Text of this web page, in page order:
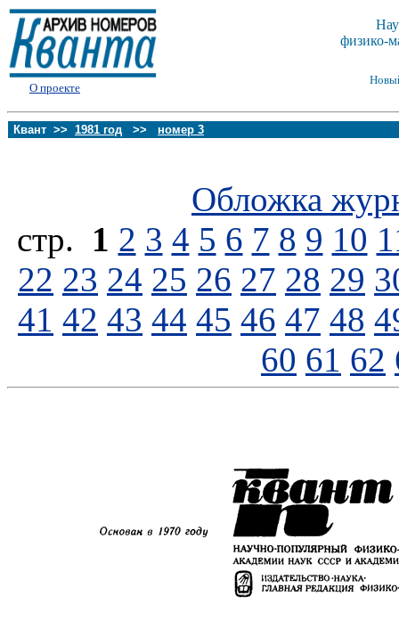
О проекте
физико-
Квант >> 1981 год >> номер 3
Обложка
стp. 1 2 3 4 5 6 7 8 9 10
22 23 24 25 26 27 28 29
41 42 43 44 45 46 47 48
60 61 62